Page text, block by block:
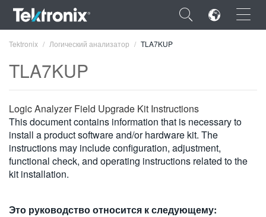
×
ENGLISH
FRANÇAIS
DEUTSCH
简体中文
Tektronix Логический анализатор TLA7KUP
TLA7KUP
Logic Analyzer Field Upgrade Kit Instructions
This document contains information that is necessary to
install a product software and/or hardware kit. The
instructions may include configuration, adjustment,
functional check, and operating instructions related to the
kit installation.
Это руководство относится к следующему: